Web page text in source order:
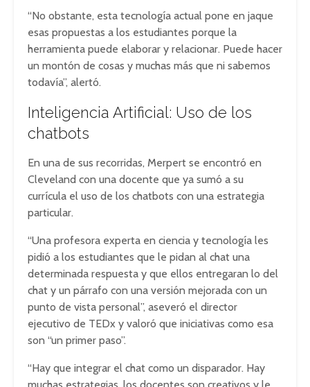
“No obstante, esta tecnología actual pone en jaque
esas propuestas a los estudiantes porque la
herramienta puede elaborar y relacionar. Puede hacer
un montón de cosas y muchas más que ni sabemos
todavía”, alertó.
Inteligencia Artificial: Uso de los
chatbots
En una de sus recorridas, Merpert se encontró en
Cleveland con una docente que ya sumó a su
currícula el uso de los chatbots con una estrategia
particular.
“Una profesora experta en ciencia y tecnología les
pidió a los estudiantes que le pidan al chat una
determinada respuesta y que ellos entregaran lo del
chat y un párrafo con una versión mejorada con un
punto de vista personal”, aseveró el director
ejecutivo de TEDx y valoró que iniciativas como esa
son “un primer paso”.
“Hay que integrar el chat como un disparador. Hay